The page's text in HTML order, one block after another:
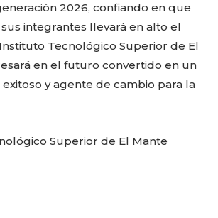
2026, confiando en que
integrantes llevará en alto el
Tecnológico Superior de El
en el futuro convertido en un
y agente de cambio para la
Superior de El Mante